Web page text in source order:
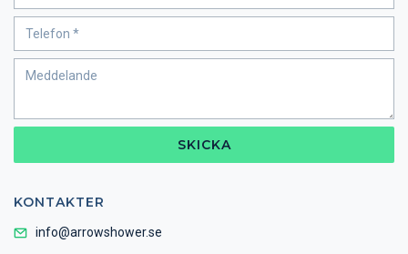
SKICKA
KONTAKTER
info@arrowshower.se